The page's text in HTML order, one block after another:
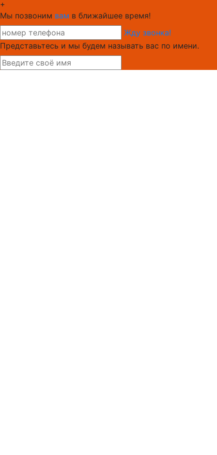
+
Мы позвоним вам в ближайшее время!
Жду звонка!
Представьтесь и мы будем называть вас по имени.